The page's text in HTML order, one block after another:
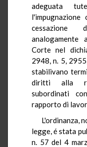
adeguata
l'impugnazione
cessazione
Corte nel
2948, n. 5,
stabilivano
diritti alla
subordinati
rapporto di
L'ordinanza,
legge, é stata
n. 57 del 4